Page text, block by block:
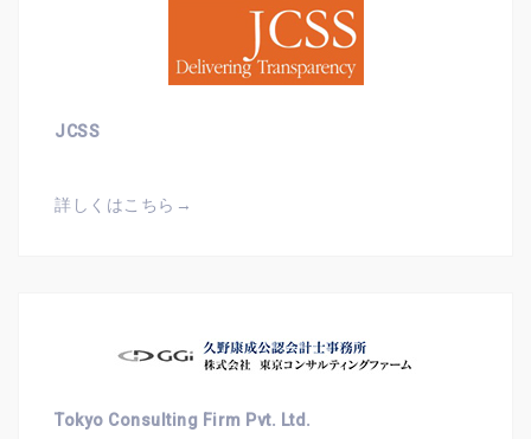
JCSS
詳しくはこちら→
Tokyo Consulting Firm Pvt. Ltd.